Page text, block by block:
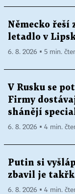
Německo řeší
letadlo v
6. 8. 2026 ▪ 5 min.
V Rusku se
Firmy
shánějí
6. 8. 2026 ▪ 4 min.
Putin si
zbavil je
6. 8. 2026 ▪ 4 min.